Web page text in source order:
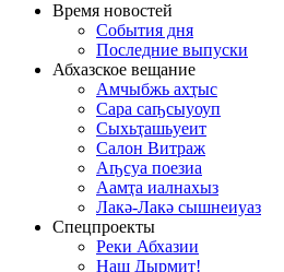
Время новостей
События дня
Последние выпуски
Абхазское вещание
Амчыбжь ахҭыс
Сара саҧсыуоуп
Сыхьҭашьуеит
Салон Витраж
Аҧсуа поезиа
Аамҭа иалнахыз
Лакә-Лакә сышнеиуаз
Спецпроекты
Реки Абхазии
Наш Дырмит!